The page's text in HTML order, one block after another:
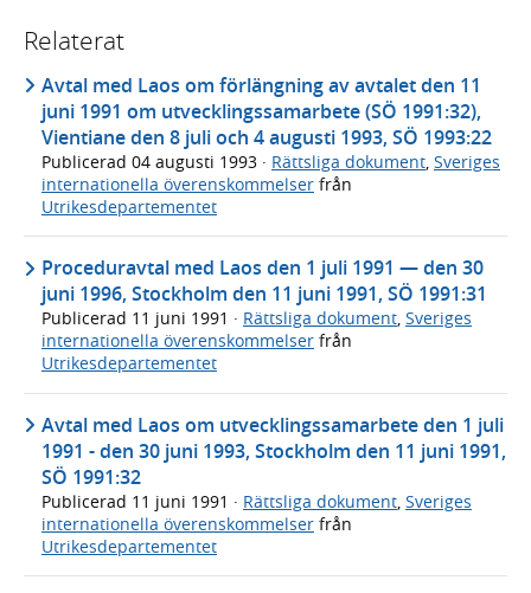
Relaterat
Avtal med Laos om förlängning av avtalet den 11
juni 1991 om utvecklingssamarbete (SÖ 1991:32),
Vientiane den 8 juli och 4 augusti 1993, SÖ 1993:22
Publicerad 04 augusti 1993 · Rättsliga dokument Sveriges
internationella överenskommelser från
Utrikesdepartementet
Proceduravtal med Laos den 1 juli 1991 — den 30
juni 1996, Stockholm den 11 juni 1991, SÖ 1991:31
Publicerad 11 juni 1991 · Rättsliga dokument, Sveriges
internationella överenskommelser från
Utrikesdepartementet
Avtal med Laos om utvecklingssamarbete den 1 juli
1991 - den 30 juni 1993, Stockholm den 11 juni 1991,
SÖ 1991:32
Publicerad 11 juni 1991 · Rättsliga dokument, Sveriges
internationella överenskommelser från
Utrikesdepartementet